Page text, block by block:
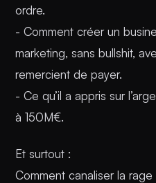
ordre.
- Comment créer un
marketing, sans bullshit,
remercient de payer.
- Ce qu’il a appris sur
à 150M€.
Et surtout :
Comment canaliser la